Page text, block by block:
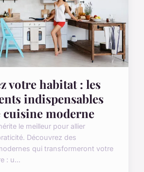
votre habitat : les
indispensables
moderne
le meilleur pour allier
Découvrez des
qui transformeront votre
: u...